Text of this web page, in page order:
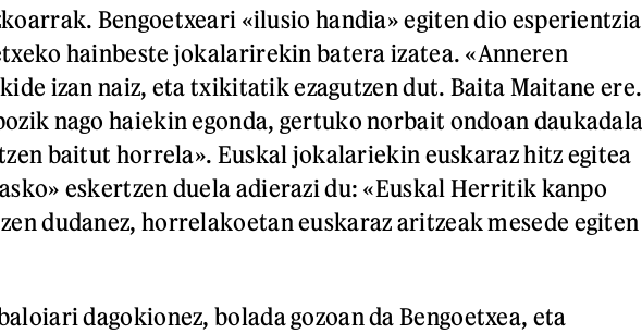
Bengoetxeari «ilusio handia» egiten dio esperientzia
hainbeste jokalarirekin batera izatea. «Anneren
izan naiz, eta txikitatik ezagutzen dut. Baita Maitane ere.
nago haiekin egonda, gertuko norbait ondoan
baitut horrela». Euskal jokalariekin euskaraz hitz egitea
eskertzen duela adierazi du: «Euskal Herritik kanpo
dudanez, horrelakoetan euskaraz aritzeak mesede egiten
dagokionez, bolada gozoan da Bengoetxea, eta